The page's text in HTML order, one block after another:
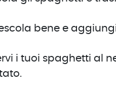
bene e
i tuoi spaghetti al